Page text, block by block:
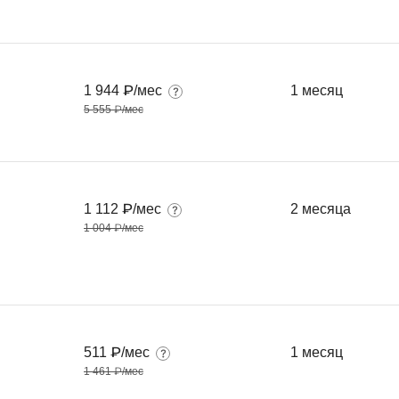
1 944 ₽/мес
5 555 ₽/мес
1 месяц
1 112 ₽/мес
1 004 ₽/мес
2 месяца
511 ₽/мес
1 461 ₽/мес
1 месяц